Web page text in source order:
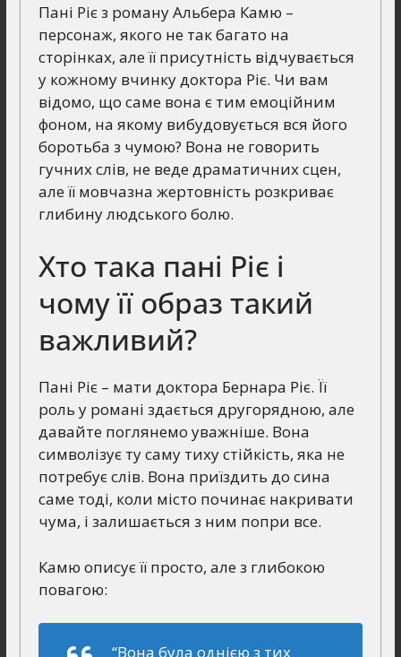
Пані Ріє з роману Альбера Камю –
персонаж, якого не так багато на
сторінках, але її присутність відчувається
у кожному вчинку доктора Ріє. Чи вам
відомо, що саме вона є тим емоційним
фоном, на якому вибудовується вся його
боротьба з чумою? Вона не говорить
гучних слів, не веде драматичних сцен,
але її мовчазна жертовність розкриває
глибину людського болю.
Хто така пані Ріє і
чому її образ такий
важливий?
Пані Ріє – мати доктора Бернара Ріє. Її
роль у романі здається другорядною, але
давайте поглянемо уважніше. Вона
символізує ту саму тиху стійкість, яка не
потребує слів. Вона приїздить до сина
саме тоді, коли місто починає накривати
чума, і залишається з ним попри все.
Камю описує її просто, але з глибокою
повагою:
“Вона була однією з тих